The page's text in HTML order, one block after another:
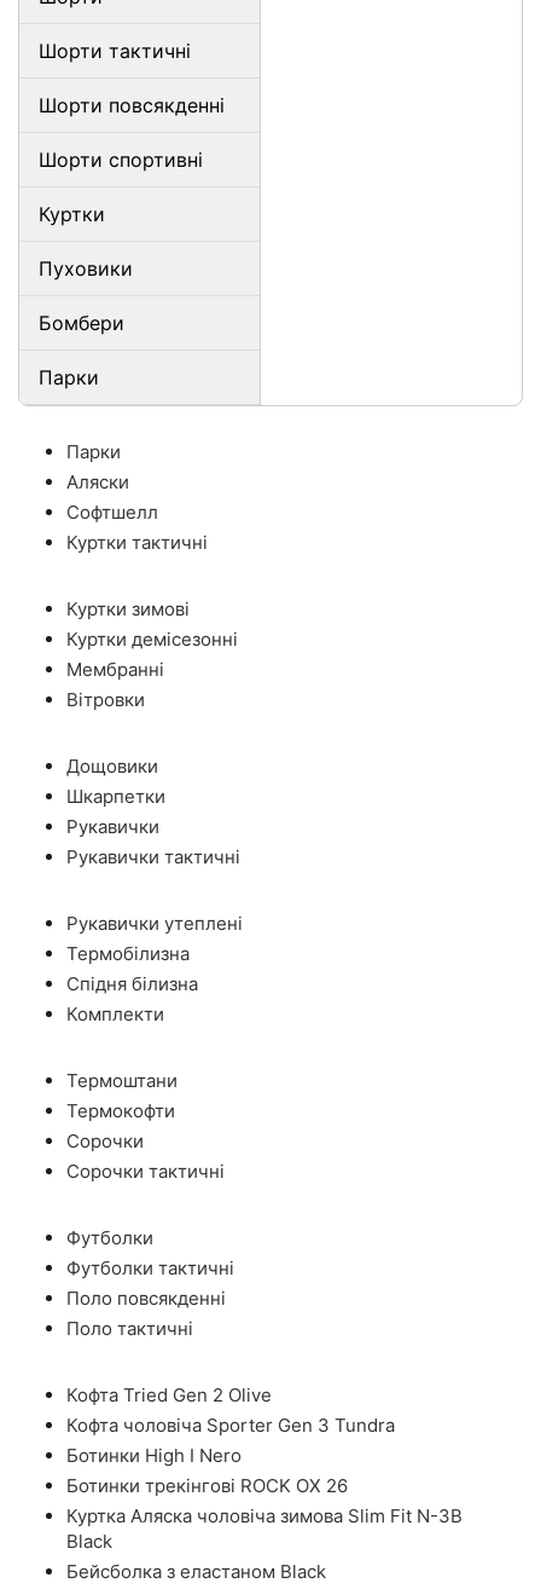
Шорти тактичні
Шорти повсякденні
Шорти спортивні
Куртки
Пуховики
Бомбери
Парки
Парки
Аляски
Софтшелл
Куртки тактичні
Куртки зимові
Куртки демісезонні
Мембранні
Вітровки
Дощовики
Шкарпетки
Рукавички
Рукавички тактичні
Рукавички утеплені
Термобілизна
Спідня білизна
Комплекти
Термоштани
Термокофти
Сорочки
Сорочки тактичні
Футболки
Футболки тактичні
Поло повсякденні
Поло тактичні
Кофта Tried Gen 2 Olive
Кофта чоловіча Sporter Gen 3 Tundra
Ботинки High I Nero
Ботинки трекінгові ROCK OX 26
Куртка Аляска чоловіча зимова Slim Fit N-3B
Black
Бейсболка з еластаном Black